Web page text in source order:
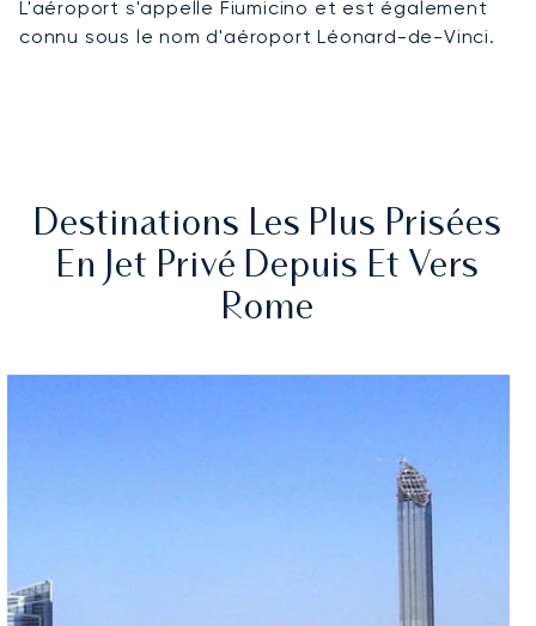
L'aéroport s'appelle Fiumicino et est également
connu sous le nom d'aéroport Léonard-de-Vinci.
Destinations Les Plus Prisées
En Jet Privé Depuis Et Vers
Rome